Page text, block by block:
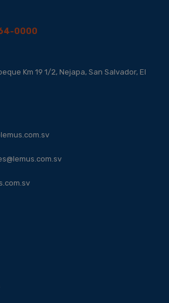
0000
Km 19 1/2, Nejapa, San Salvador, El